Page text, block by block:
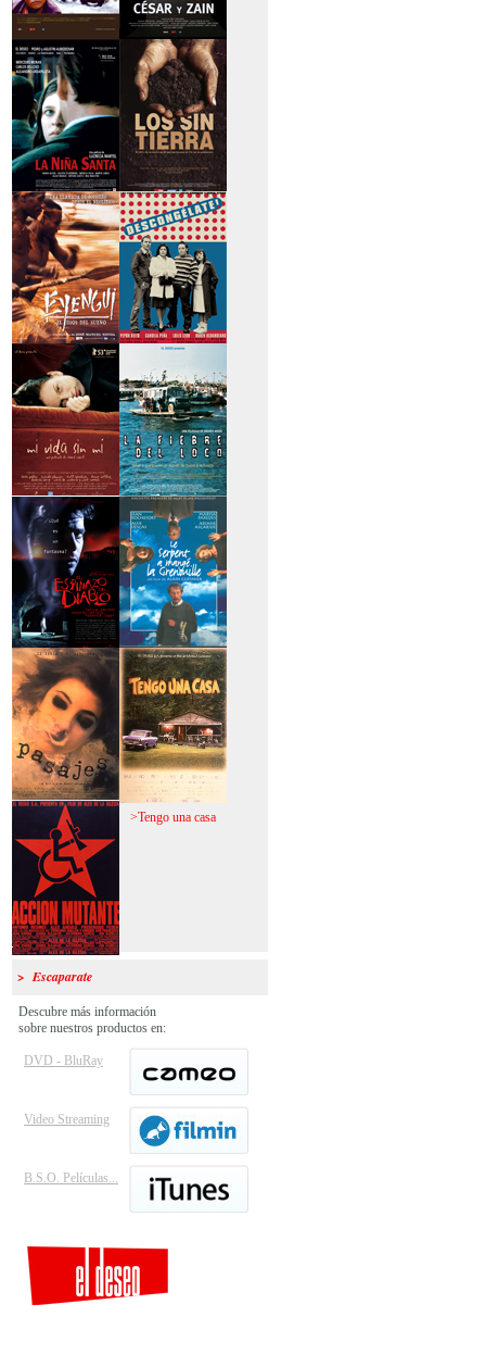
>Caravan >César y Zain
>La niña santa >Los sin tierra
>Eyengui, El Dios
del sueño
>Mi vida sin mi >La fiebre del loco
>El espinazo del
diablo
>A trabajar!
>Pasajes >Tengo una casa
>Acción mutante
> Escaparate
Descubre más información
sobre nuestros productos en:
DVD - BluRay
Video Streaming
B.S.O. Películas...